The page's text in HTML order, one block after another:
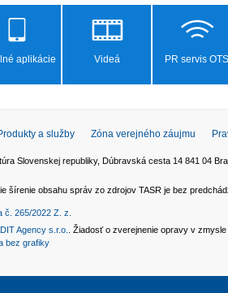
aplikácie Videá PR servis OTS
a služby Zóna verejného záujmu
Slovenskej republiky, Dúbravská cesta 14 841 04
šírenie obsahu správ zo zdrojov TASR je bez
265/2022 Z. z.
Agency s.r.o.
. Žiadosť o zverejnenie opravy v
bez grafiky